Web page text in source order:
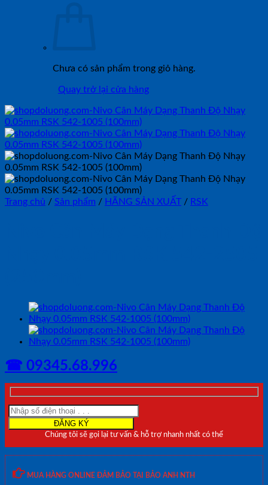
Chưa có sản phẩm trong giỏ hàng.
Quay trở lại cửa hàng
Trang chủ / Sản phẩm / HÃNG SẢN XUẤT / RSK
☎ 09345.68.996
Chúng tôi sẽ gọi lại tư vấn & hỗ trợ nhanh nhất có thể
MUA HÀNG ONLINE ĐẢM BẢO TẠI BẢO ANH NTH